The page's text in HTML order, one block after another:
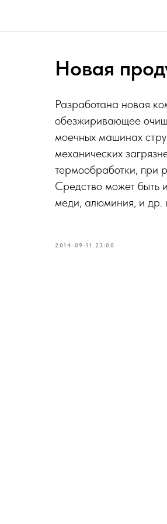
Новая
Разработана новая
обезжиривающее
моечных машинах
механических
термообработки, при
Средство может быть
меди, алюминия, и др.
2014-09-11 23:00